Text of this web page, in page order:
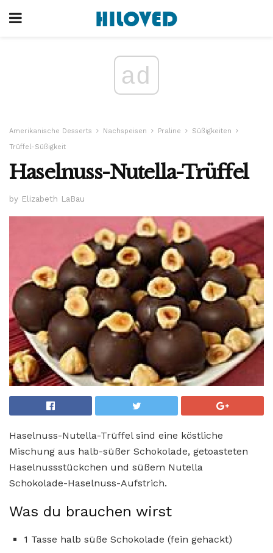
ad
Amerikanische Desserts Nachspeisen Praline
Süßigkeiten
Trüffel-Süßigkeit
Haselnuss-Nutella-Trüffel
by Elizabeth LaBau
Haselnuss-Nutella-Trüffel sind eine köstliche
Mischung aus halb-süßer Schokolade, getoasteten
Haselnussstückchen und süßem Nutella
Schokolade-Haselnuss-Aufstrich.
Was du brauchen wirst
1 Tasse halb süße Schokolade (fein gehackt)